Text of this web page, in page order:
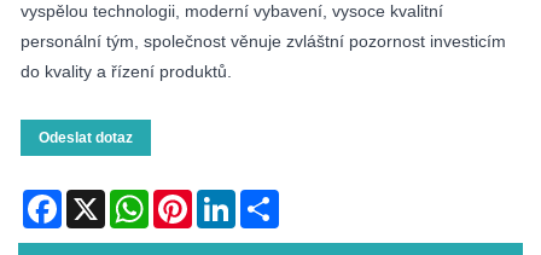
vyspělou technologii, moderní vybavení, vysoce kvalitní
personální tým, společnost věnuje zvláštní pozornost investicím
do kvality a řízení produktů.
Odeslat dotaz
Facebook
X WhatsAppPinterestLinkedIn